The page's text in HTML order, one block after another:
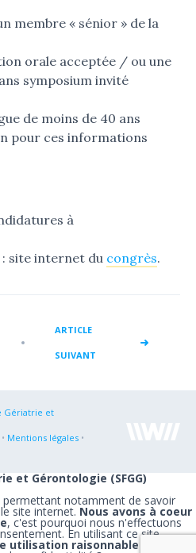
membre « sénior » de la
orale acceptée / ou une
symposium invité
de moins de 40 ans
pour ces informations
à
site internet du congrès.
ARTICLE
SUIVANT
Gériatrie et
Mentions légales •
et Gérontologie (SFGG)
notamment de savoir
site internet. Nous avons à coeur
, c'est pourquoi nous n'effectuons
En utilisant ce site
utilisation raisonnable de